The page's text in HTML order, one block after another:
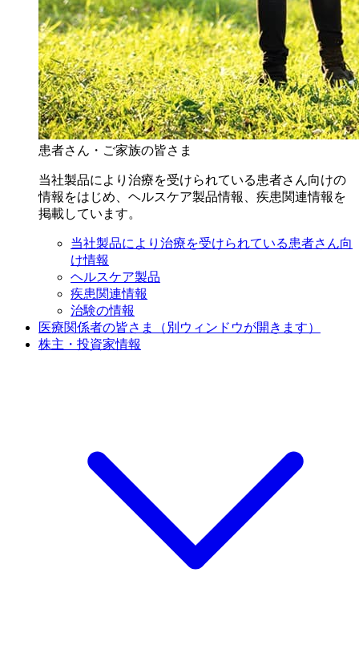
患者さん・ご家族の皆さま
当社製品により治療を受けられている患者さん向けの
情報をはじめ、ヘルスケア製品情報、疾患関連情報を
掲載しています。
当社製品により治療を受けられている患者さん向
け情報
ヘルスケア製品
疾患関連情報
治験の情報
医療関係者の皆さま
（別ウィンドウが開きます）
株主・投資家情報